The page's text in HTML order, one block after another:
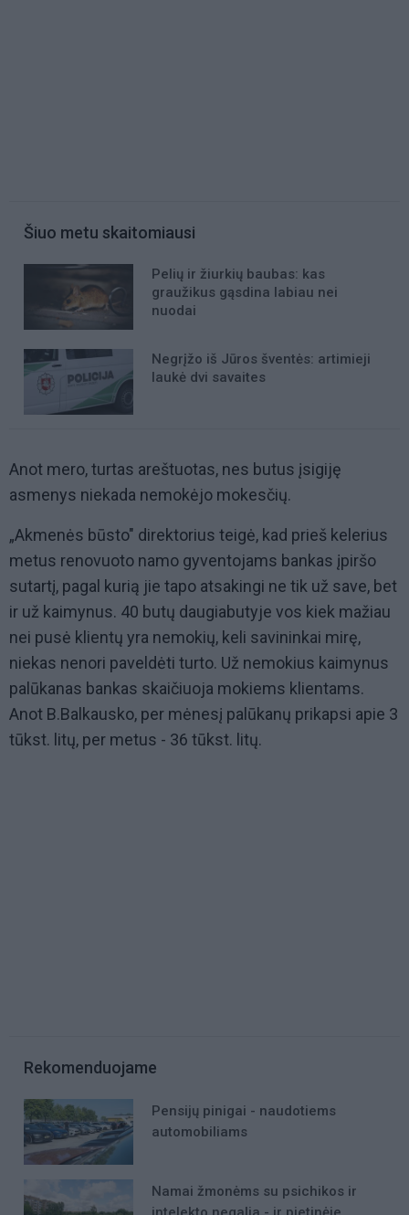
Šiuo metu skaitomiausi
Pelių ir žiurkių baubas: kas
graužikus gąsdina labiau nei
nuodai
Negrįžo iš Jūros šventės: artimieji
laukė dvi savaites
Anot mero, turtas areštuotas, nes butus įsigiję
asmenys niekada nemokėjo mokesčių.
„Akmenės būsto" direktorius teigė, kad prieš kelerius
metus renovuoto namo gyventojams bankas įpiršo
sutartį, pagal kurią jie tapo atsakingi ne tik už save, bet
ir už kaimynus. 40 butų daugiabutyje vos kiek mažiau
nei pusė klientų yra nemokių, keli savininkai mirę,
niekas nenori paveldėti turto. Už nemokius kaimynus
palūkanas bankas skaičiuoja mokiems klientams.
Anot B.Balkausko, per mėnesį palūkanų prikapsi apie 3
tūkst. litų, per metus - 36 tūkst. litų.
Rekomenduojame
Pensijų pinigai - naudotiems
automobiliams
Namai žmonėms su psichikos ir